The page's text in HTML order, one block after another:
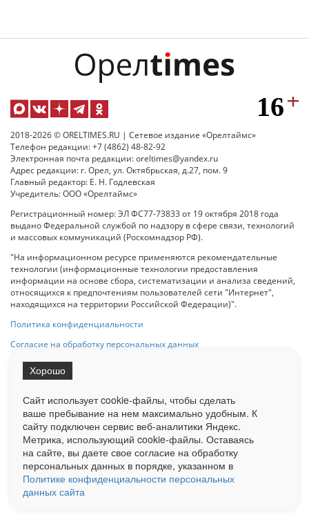
2018-2026 © ORELTIMES.RU | Сетевое издание «Орелтаймс»
Телефон редакции: +7 (4862) 48-82-92
Электронная почта редакции: oreltimes@yandex.ru
Адрес редакции: г. Орел, ул. Октябрьская, д.27, пом. 9
Главный редактор: Е. Н. Годлевская
Учредитель: ООО «Орелтаймс»
Регистрационный номер: ЭЛ ФС77-73833 от 19 октября 2018 года
выдано Федеральной службой по надзору в сфере связи, технологий
и массовых коммуникаций (Роскомнадзор РФ).
"На информационном ресурсе применяются рекомендательные
технологии (информационные технологии предоставления
информации на основе сбора, систематизации и анализа сведений,
относящихся к предпочтениям пользователей сети "Интернет",
находящихся на территории Российской Федерации)".
Политика конфиденциальности
Согласие на обработку персональных данных
на Сетевое издание «ОрелТаймс» обязательна.
Ограниченная статистика посещаемости доступна на сайте
Liveinternet.ru . Подробная статистика для рекламодателей по запросу
у менеджера.
Реклама Документы О нас Контакты
Сайт использует cookie-файлы, чтобы сделать
ваше пребывание на нем максимально удобным. К
cайту подключен сервис веб-аналитики Яндекс.
Метрика, использующий cookie-файлы. Оставаясь
на сайте, вы даете свое согласие на обработку
персональных данных в порядке, указанном в
Политике конфиденциальности персональных
данных сайта
Хорошо